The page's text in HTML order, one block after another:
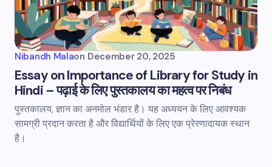
Nibandh Malaon December 20, 2025
Essay on Importance of Library for Study in
Hindi – पढ़ाई के लिए पुस्तकालय का महत्व पर निबंध
पुस्तकालय, ज्ञान का अनमोल भंडार है। यह अध्ययन के लिए आवश्यक
सामग्री प्रदान करता है और विद्यार्थियों के लिए एक प्रेरणादायक स्थान
है।